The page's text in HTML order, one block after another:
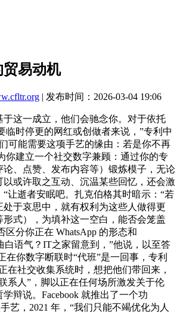
易动机
| 发布时间：2026-03-04 19:06
这一成立，他们会驰念你。对于依托
临时停更的网红或创做者来说，”专利中
可能需要这项手艺的缘由：若是你不再
你建立一个社交数字兼顾：通过你的专
论、点赞、发布内容等）锻炼模子，无论
以或许取之互动、沉温某些回忆，还会激
让逝者安眠吧。扎克伯格其时暗示：“若
处于哀思中，就有权利为这些人做得更
形式），为填补这一空白，能否会笼盖
区分你正在 WhatsApp 的形态和
白语气？IT之家留意到，”他说，以至答
在你数字断联时“代班”是一回事，专利
在社交收集系统时，想把他们带回来，
系人”，脚以正在任何场所激发关于伦
辩说。Facebook 就推出了一个功
艺，2021 年，“我们只能不竭优化为人